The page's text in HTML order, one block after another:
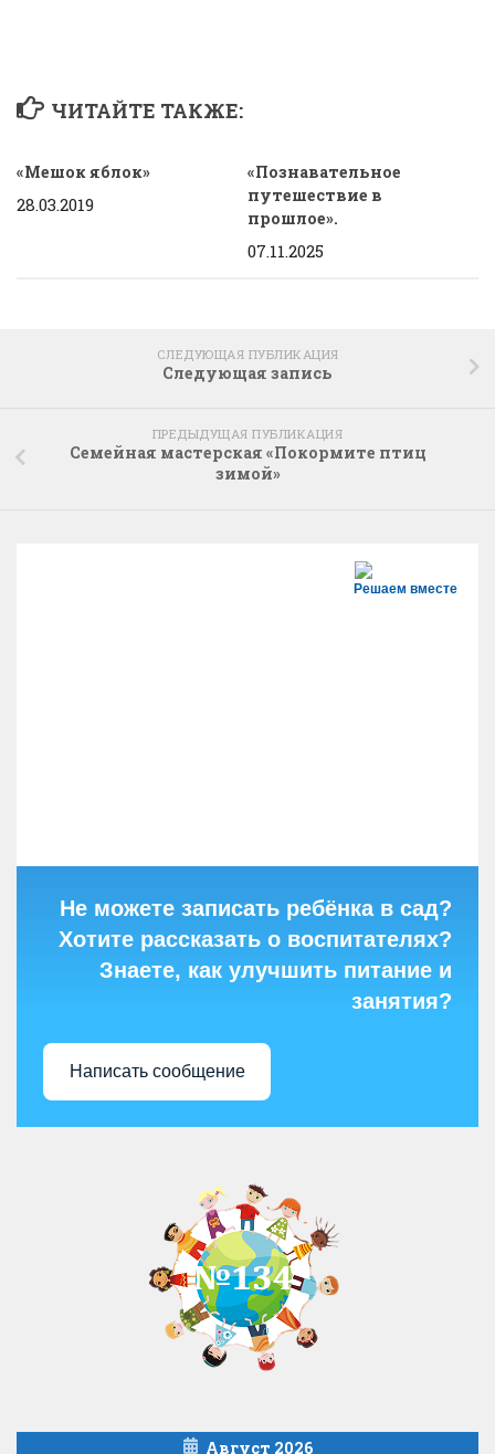
ЧИТАЙТЕ ТАКЖЕ:
«Мешок яблок»
28.03.2019
«Познавательное
путешествие в
прошлое».
07.11.2025
СЛЕДУЮЩАЯ ПУБЛИКАЦИЯ
Следующая запись
ПРЕДЫДУЩАЯ ПУБЛИКАЦИЯ
Семейная мастерская «Покормите птиц
зимой»
Решаем вместе
Не можете записать ребёнка в сад?
Хотите рассказать о воспитателях?
Знаете, как улучшить питание и
занятия?
Написать сообщение
Август 2026